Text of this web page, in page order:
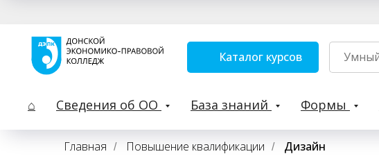
Каталог курсов
⌂ Сведения об ОО База знаний Формы
Главная / Повышение квалификации / Дизайн